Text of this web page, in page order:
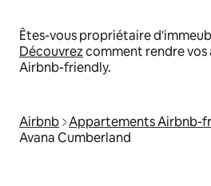
Êtes-vous propriétaire
Découvrezcomment rendre
Airbnb-friendly.
Airbnb Appartements Airbnb-
Avana Cumberland